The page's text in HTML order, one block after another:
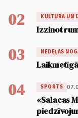
02 KULTŪRA UN
Izzinot
03 NEDĒĻAS
04 SPORTS
«Salacas